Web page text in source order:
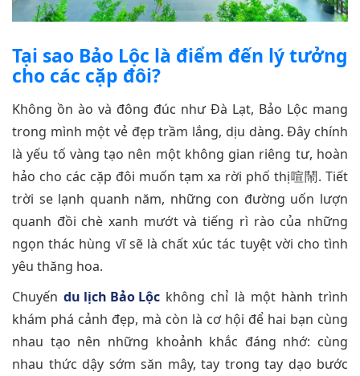
Tại sao Bảo Lộc là điểm đến lý tưởng
cho các cặp đôi?
Không ồn ào và đông đúc như Đà Lạt, Bảo Lộc mang
trong mình một vẻ đẹp trầm lắng, dịu dàng. Đây chính
là yếu tố vàng tạo nên một không gian riêng tư, hoàn
hảo cho các cặp đôi muốn tạm xa rời phố thị喧鬧. Tiết
trời se lạnh quanh năm, những con đường uốn lượn
quanh đồi chè xanh mướt và tiếng rì rào của những
ngọn thác hùng vĩ sẽ là chất xúc tác tuyệt vời cho tình
yêu thăng hoa.
Chuyếndu lịch Bảo Lộc không chỉ là một hành trình
khám phá cảnh đẹp, mà còn là cơ hội để hai bạn cùng
nhau tạo nên những khoảnh khắc đáng nhớ: cùng
nhau thức dậy sớm săn mây, tay trong tay dạo bước